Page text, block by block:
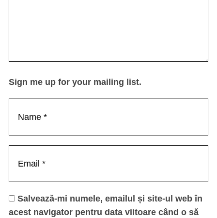
Sign me up for your mailing list.
Salvează-mi numele, emailul și site-ul web în
acest navigator pentru data viitoare când o să